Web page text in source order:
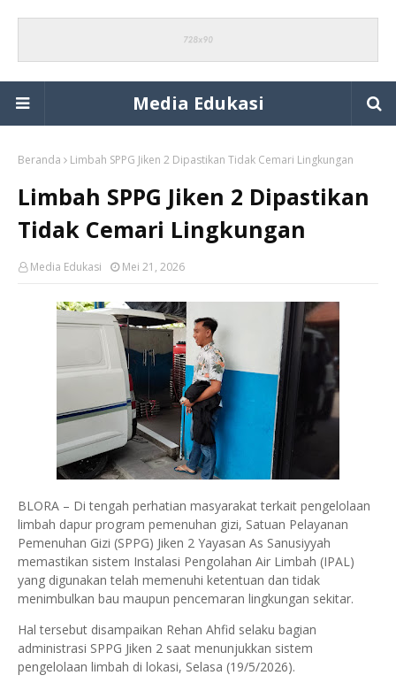
Media Edukasi
Beranda Limbah SPPG Jiken 2 Dipastikan Tidak Cemari Lingkungan
Limbah SPPG Jiken 2 Dipastikan
Tidak Cemari Lingkungan
Media Edukasi Mei 21, 2026
BLORA – Di tengah perhatian masyarakat terkait pengelolaan
limbah dapur program pemenuhan gizi, Satuan Pelayanan
Pemenuhan Gizi (SPPG) Jiken 2 Yayasan As Sanusiyyah
memastikan sistem Instalasi Pengolahan Air Limbah (IPAL)
yang digunakan telah memenuhi ketentuan dan tidak
menimbulkan bau maupun pencemaran lingkungan sekitar.
Hal tersebut disampaikan Rehan Ahfid selaku bagian
administrasi SPPG Jiken 2 saat menunjukkan sistem
pengelolaan limbah di lokasi, Selasa (19/5/2026).